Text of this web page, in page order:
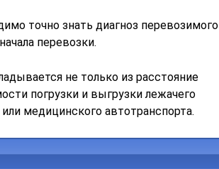
точно знать диагноз перевозимого
перевозки.
не только из расстояние
погрузки и выгрузки лежачего
медицинского автотранспорта.